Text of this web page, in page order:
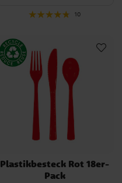
10
Plastikbesteck Rot 18er-
Pack